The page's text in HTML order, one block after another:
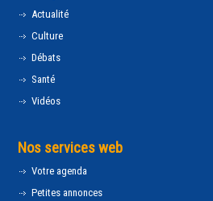
Actualité
Culture
Débats
Santé
Vidéos
Nos services web
Votre agenda
Petites annonces